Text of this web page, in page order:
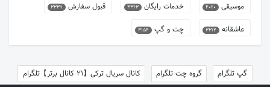
موسیقی 4060 خدمات رایگان 3363 قبول سفارش 3339
عاشقانه 3312 چت و گپ 3154
گپ تلگرام گروه چت تلگرام کانال سریال ترکی【21 کانال برتر】تلگرام